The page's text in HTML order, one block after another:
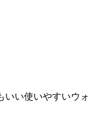
いい使いやすいウォ